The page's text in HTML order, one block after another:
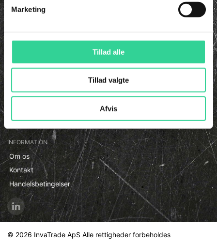
Marketing
Tillad alle
Tillad valgte
Afvis
KATALOG
Fjedre & Fittings
INFORMATION
Om os
Kontakt
Handelsbetingelser
© 2026 InvaTrade ApS Alle rettigheder forbeholdes